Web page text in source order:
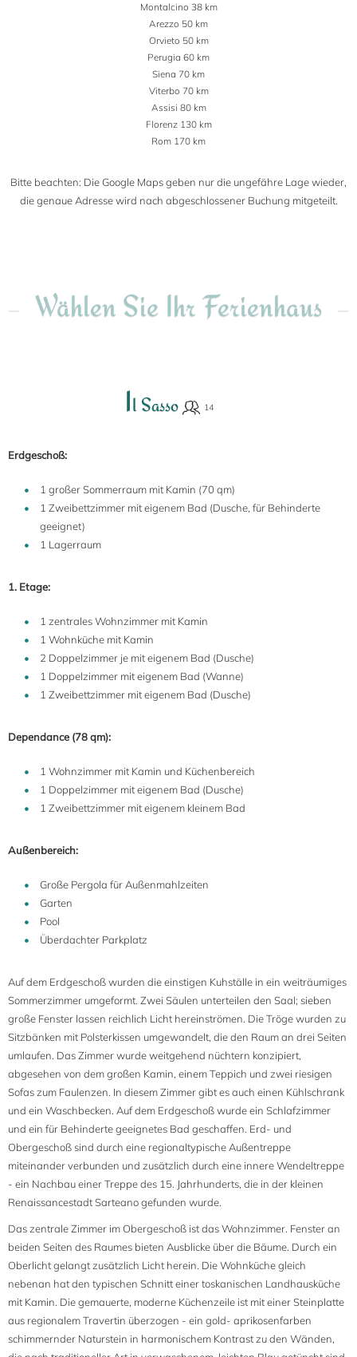
Montalcino 38 km
Arezzo 50 km
Orvieto 50 km
Perugia 60 km
Siena 70 km
Viterbo 70 km
Assisi 80 km
Florenz 130 km
Rom 170 km
Bitte beachten: Die Google Maps geben nur die ungefähre Lage wieder,
die genaue Adresse wird nach abgeschlossener Buchung mitgeteilt.
Wählen Sie Ihr Ferienhaus
Il Sasso
Erdgeschoß:
1 großer Sommerraum mit Kamin (70 qm)
1 Zweibettzimmer mit eigenem Bad (Dusche, für Behinderte
geeignet)
1 Lagerraum
1. Etage:
1 zentrales Wohnzimmer mit Kamin
1 Wohnküche mit Kamin
2 Doppelzimmer je mit eigenem Bad (Dusche)
1 Doppelzimmer mit eigenem Bad (Wanne)
1 Zweibettzimmer mit eigenem Bad (Dusche)
Dependance (78 qm):
1 Wohnzimmer mit Kamin und Küchenbereich
1 Doppelzimmer mit eigenem Bad (Dusche)
1 Zweibettzimmer mit eigenem kleinem Bad
Außenbereich:
Große Pergola für Außenmahlzeiten
Garten
Pool
Überdachter Parkplatz
Auf dem Erdgeschoß wurden die einstigen Kuhställe in ein weiträumiges
Sommerzimmer umgeformt. Zwei Säulen unterteilen den Saal; sieben
große Fenster lassen reichlich Licht hereinströmen. Die Tröge wurden zu
Sitzbänken mit Polsterkissen umgewandelt, die den Raum an drei Seiten
umlaufen. Das Zimmer wurde weitgehend nüchtern konzipiert,
abgesehen von dem großen Kamin, einem Teppich und zwei riesigen
Sofas zum Faulenzen. In diesem Zimmer gibt es auch einen Kühlschrank
und ein Waschbecken. Auf dem Erdgeschoß wurde ein Schlafzimmer
und ein für Behinderte geeignetes Bad geschaffen. Erd- und
Obergeschoß sind durch eine regionaltypische Außentreppe
miteinander verbunden und zusätzlich durch eine innere Wendeltreppe
- ein Nachbau einer Treppe des 15. Jahrhunderts, die in der kleinen
Renaissancestadt Sarteano gefunden wurde.
Das zentrale Zimmer im Obergeschoß ist das Wohnzimmer. Fenster an
beiden Seiten des Raumes bieten Ausblicke über die Bäume. Durch ein
Oberlicht gelangt zusätzlich Licht herein. Die Wohnküche gleich
nebenan hat den typischen Schnitt einer toskanischen Landhausküche
mit Kamin. Die gemauerte, moderne Küchenzeile ist mit einer Steinplatte
aus regionalem Travertin überzogen - ein gold- aprikosenfarben
schimmernder Naturstein in harmonischem Kontrast zu den Wänden,